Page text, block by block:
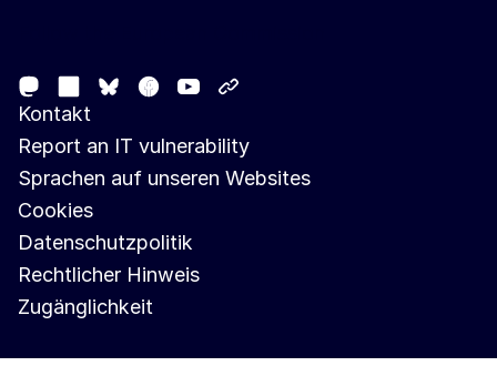
MastodonLinkedIn
Bluesky
Facebook
Youtube
Kontakt
Report an IT vulnerability
Sprachen auf unseren Websites
Cookies
Datenschutzpolitik
Rechtlicher Hinweis
Zugänglichkeit